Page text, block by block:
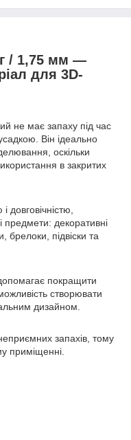
/ 1,75 мм —
для 3D-
не має запаху під час
Він ідеально
оскільки
в закритих
довговічністю,
предмети: декоративні
брелоки, підвіски та
покращити
створювати
дизайном.
запахів, тому
приміщенні.